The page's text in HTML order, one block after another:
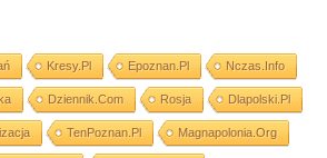
Kresy.pl Epoznan.pl Nczas.info
Dziennik.com Rosja Dlapolski.pl
TenPoznan.pl Magnapolonia.org